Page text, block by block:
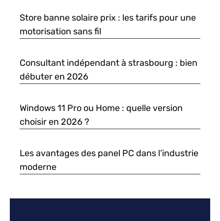
Store banne solaire prix : les tarifs pour une
motorisation sans fil
Consultant indépendant à strasbourg : bien
débuter en 2026
Windows 11 Pro ou Home : quelle version
choisir en 2026 ?
Les avantages des panel PC dans l’industrie
moderne